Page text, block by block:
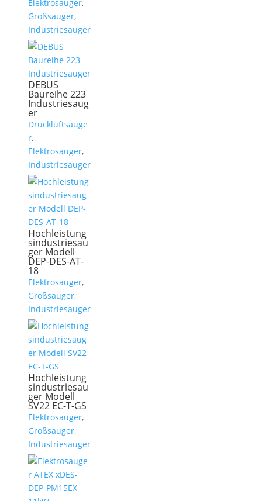
Elektrosauger,
Großsauger,
Industriesauger
DEBUS
Baureihe 223
Industriesaug
er
Druckluftsauge
r,
Elektrosauger,
Industriesauger
Hochleistung
sindustriesau
ger Modell
DEP-DES-AT-
18
Elektrosauger,
Großsauger,
Industriesauger
Hochleistung
sindustriesau
ger Modell
SV22 EC-T-GS
Elektrosauger,
Großsauger,
Industriesauger